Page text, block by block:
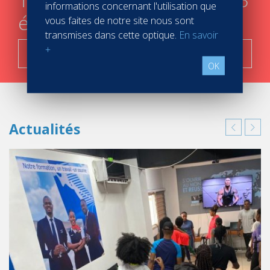
étapes
Actualités
informations concernant l'utilisation que
vous faites de notre site nous sont
transmises dans cette optique. En savoir
+
OK